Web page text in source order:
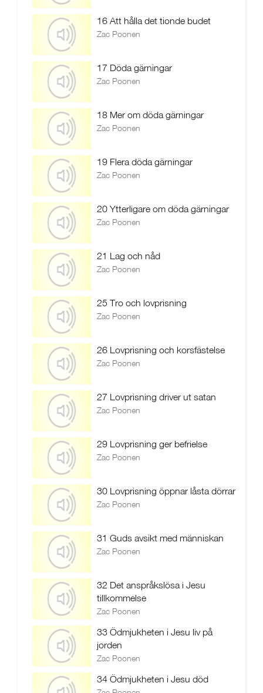
16 Att hålla det tionde budet
Zac Poonen
17 Döda gärningar
Zac Poonen
18 Mer om döda gärningar
Zac Poonen
19 Flera döda gärningar
Zac Poonen
20 Ytterligare om döda gärningar
Zac Poonen
21 Lag och nåd
Zac Poonen
25 Tro och lovprisning
Zac Poonen
26 Lovprisning och korsfästelse
Zac Poonen
27 Lovprisning driver ut satan
Zac Poonen
29 Lovprisning ger befrielse
Zac Poonen
30 Lovprisning öppnar låsta dörrar
Zac Poonen
31 Guds avsikt med människan
Zac Poonen
32 Det anspråkslösa i Jesu
tillkommelse
Zac Poonen
33 Ödmjukheten i Jesu liv på
jorden
Zac Poonen
34 Ödmjukheten i Jesu död